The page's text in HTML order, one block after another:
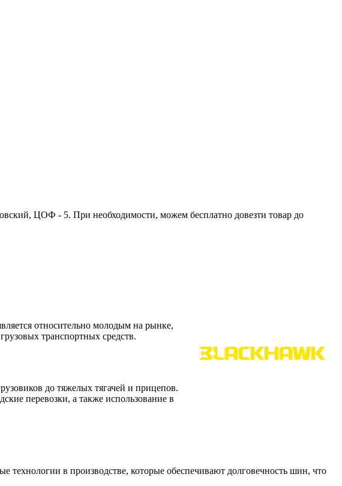
ЦОФ - 5. При необходимости, можем бесплатно довезти товар до
относительно молодым на рынке,
транспортных средств.
до тяжелых тягачей и прицепов.
перевозки, а также использование в
технологии в производстве, которые обеспечивают долговечность шин, что